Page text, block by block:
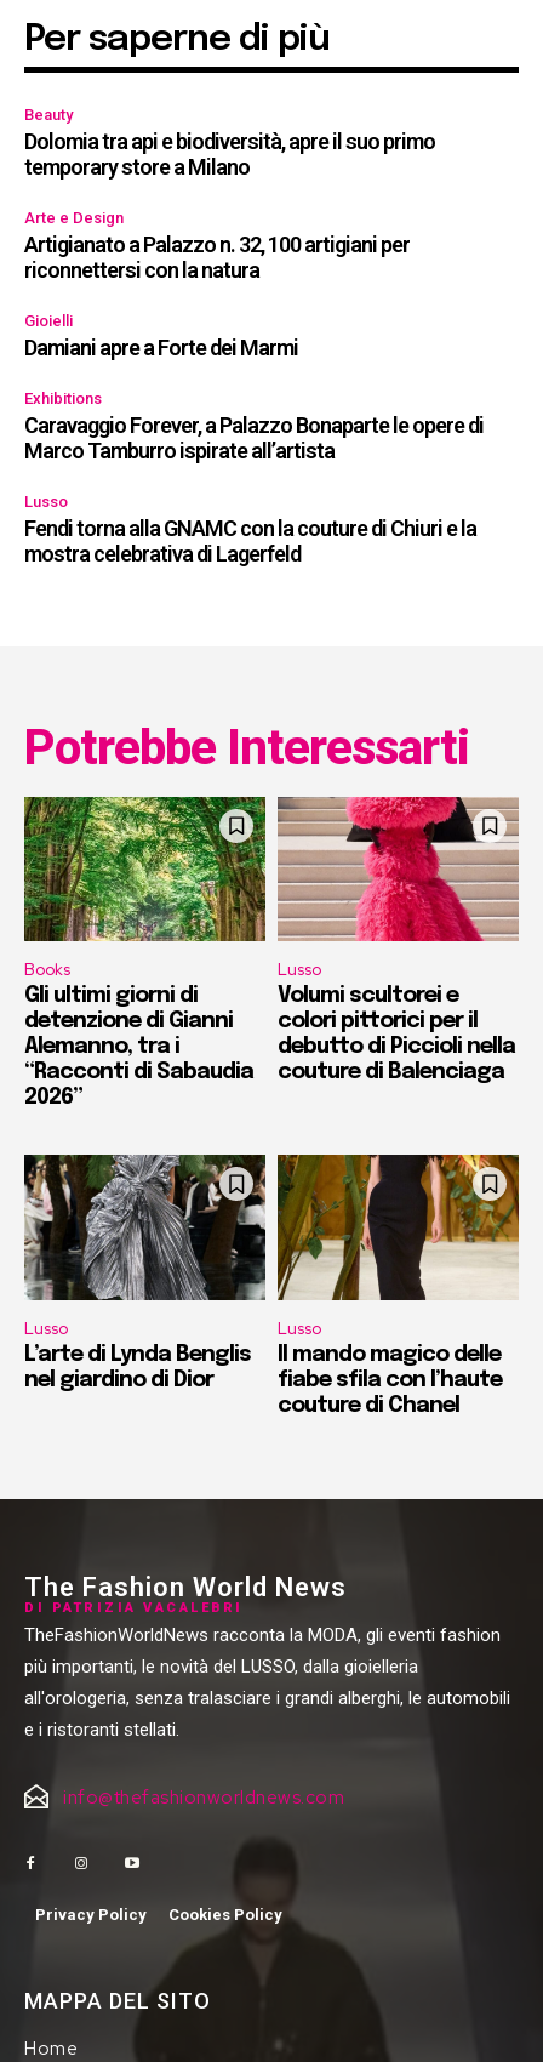
Per saperne di più
Beauty
Dolomia tra api e biodiversità, apre il suo primo
temporary store a Milano
Arte e Design
Artigianato a Palazzo n. 32, 100 artigiani per
riconnettersi con la natura
Gioielli
Damiani apre a Forte dei Marmi
Exhibitions
Caravaggio Forever, a Palazzo Bonaparte le opere di
Marco Tamburro ispirate all’artista
Lusso
Fendi torna alla GNAMC con la couture di Chiuri e la
mostra celebrativa di Lagerfeld
Potrebbe Interessarti
Books
Gli ultimi giorni di
detenzione di Gianni
Alemanno, tra i
“Racconti di Sabaudia
2026”
Lusso
Volumi scultorei e
colori pittorici per il
debutto di Piccioli nella
couture di Balenciaga
Lusso
L’arte di Lynda Benglis
nel giardino di Dior
Lusso
Il mando magico delle
fiabe sfila con l’haute
couture di Chanel
The Fashion World News
DI PATRIZIA VACALEBRI
TheFashionWorldNews racconta la MODA, gli eventi fashion
più importanti, le novità del LUSSO, dalla gioielleria
all'orologeria, senza tralasciare i grandi alberghi, le automobili
e i ristoranti stellati.
info@thefashionworldnews.com
Privacy Policy Cookies Policy
MAPPA DEL SITO
Home